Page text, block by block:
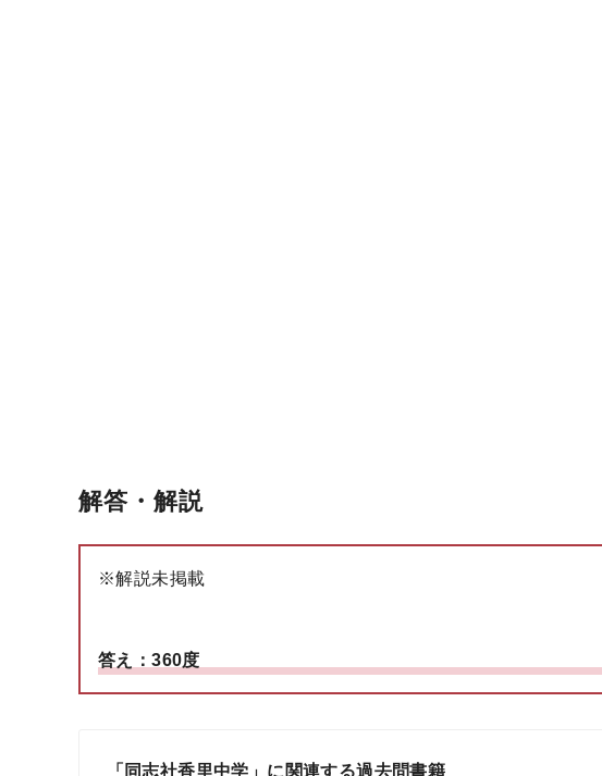
解答・解説
※解説未掲載
答え：360度
「同志社香里中学」に関連する過去問書籍